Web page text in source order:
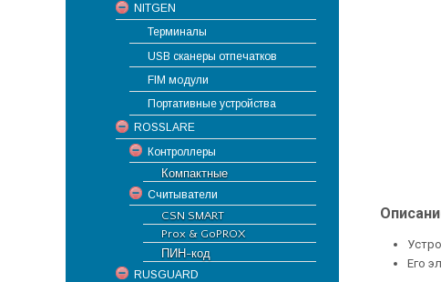
NITGEN
Терминалы
USB сканеры отпечатков
FIM модули
Портативные устройства
ROSSLARE
Контроллеры
Компактные
Считыватели
CSN SMART
Prox & GoPROX
ПИН-код
RUSGUARD
Его